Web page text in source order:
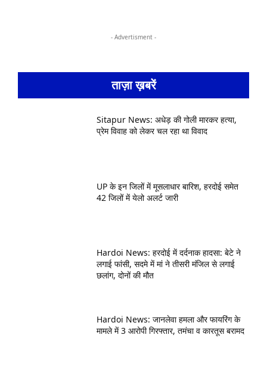
- Advertisment -
ताज़ा ख़बरें
Sitapur News: अधेड़ की गोली मारकर हत्या,
प्रेम विवाह को लेकर चल रहा था विवाद
UP के इन जिलों में मूसलाधार बारिश, हरदोई समेत
42 जिलों में येलो अलर्ट जारी
Hardoi News: हरदोई में दर्दनाक हादसा: बेटे ने
लगाई फांसी, सदमे में मां ने तीसरी मंजिल से लगाई
छलांग, दोनों की मौत
Hardoi News: जानलेवा हमला और फायरिंग के
मामले में 3 आरोपी गिरफ्तार, तमंचा व कारतूस बरामद